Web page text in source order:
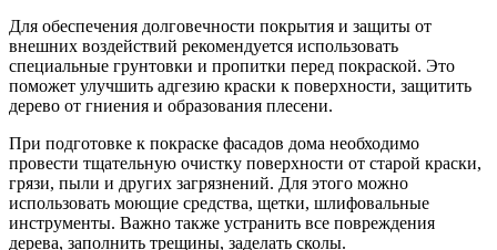
Для обеспечения долговечности покрытия и защиты от
внешних воздействий рекомендуется использовать
специальные грунтовки и пропитки перед покраской. Это
поможет улучшить адгезию краски к поверхности, защитить
дерево от гниения и образования плесени.
При подготовке к покраске фасадов дома необходимо
провести тщательную очистку поверхности от старой краски,
грязи, пыли и других загрязнений. Для этого можно
использовать моющие средства, щетки, шлифовальные
инструменты. Важно также устранить все повреждения
дерева, заполнить трещины, заделать сколы.